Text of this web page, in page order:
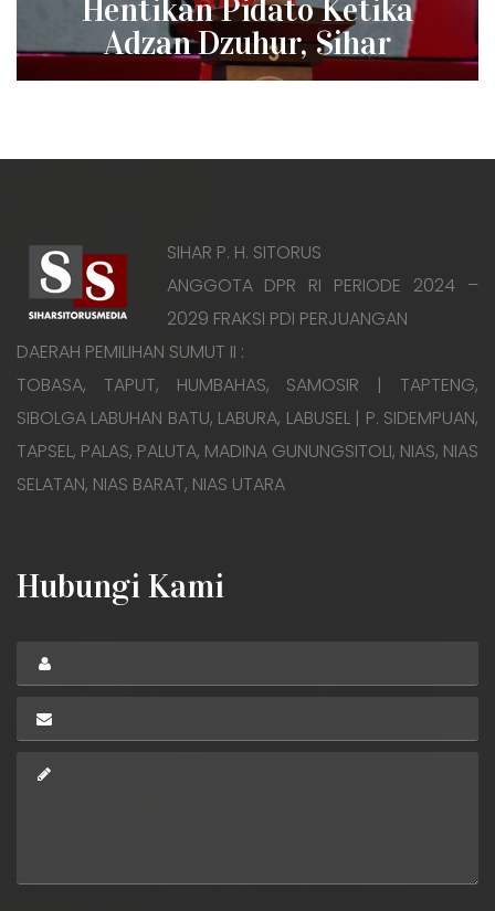
post:
Hentikan Pidato Ketika
Adzan Dzuhur, Sihar
Apresiasi Jokowi
SIHAR P. H. SITORUS
ANGGOTA DPR RI PERIODE 2024 –
2029 FRAKSI PDI PERJUANGAN
DAERAH PEMILIHAN SUMUT II :
TOBASA, TAPUT, HUMBAHAS, SAMOSIR | TAPTENG,
SIBOLGA LABUHAN BATU, LABURA, LABUSEL | P. SIDEMPUAN,
TAPSEL, PALAS, PALUTA, MADINA GUNUNGSITOLI, NIAS, NIAS
SELATAN, NIAS BARAT, NIAS UTARA
Hubungi Kami